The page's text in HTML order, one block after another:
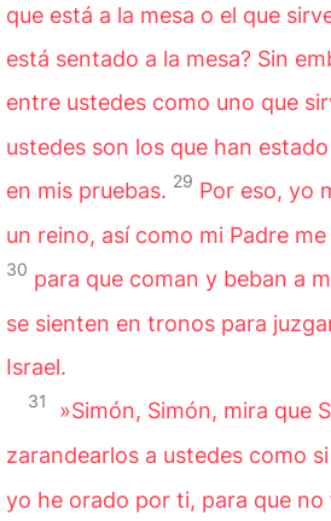
que está a la mesa o el que
está sentado a la mesa? Sin
entre ustedes como uno que
ustedes son los que han
en mis pruebas. 29 Por eso, yo
un reino, así como mi Padre
30 para que coman y beban a
se sienten en tronos para
Israel.
31
»Simón, Simón, mira que
zarandearlos a ustedes como
yo he orado por ti, para que no